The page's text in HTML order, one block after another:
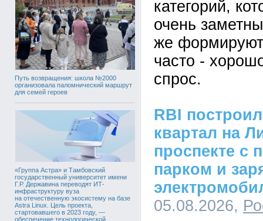
Путь возвращения: школа №2000
организовала паломнический маршрут
для семей героев
«Группа Астра» и Тамбовский
государственный университет имени
Г.Р. Державина переводят ИТ-
инфраструктуру вуза
на отечественную экосистему на базе
Astra Linux. Цель проекта,
стартовавшего в 2023 году, —
обеспечение технологической
категорий,
очень
же
часто -
спрос.
RBI
квартал на
проспекте с
парком и
05.08.2026,